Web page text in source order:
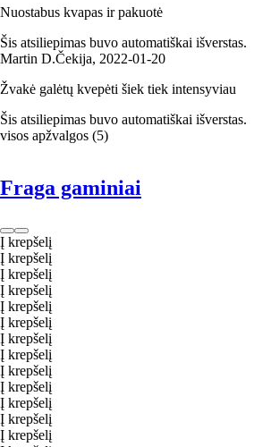
Nuostabus kvapas ir pakuotė
Šis atsiliepimas buvo automatiškai išverstas.
Martin D.Čekija, 2022‑01‑20
Žvakė galėtų kvepėti šiek tiek intensyviau
Šis atsiliepimas buvo automatiškai išverstas.
visos apžvalgos (5)
Fraga gaminiai
Į krepšelį
Į krepšelį
Į krepšelį
Į krepšelį
Į krepšelį
Į krepšelį
Į krepšelį
Į krepšelį
Į krepšelį
Į krepšelį
Į krepšelį
Į krepšelį
Į krepšelį